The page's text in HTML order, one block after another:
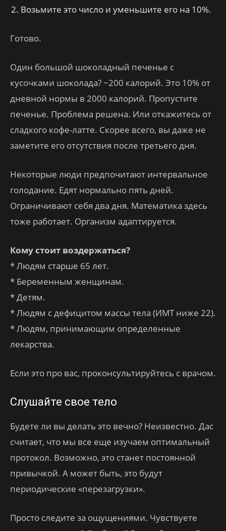
Возьмите это число и уменьшите его на 10%.
Готово.
Один большой шоколадный печенье с
кусочками шоколада? ~200 калорий. Это 10% от
дневной нормы в 2000 калорий. Пропустите
печенье. Проблема решена. Или откажитесь от
сладкого кофе-латте. Скорее всего, вы даже не
заметите его отсутствия после третьего дня.
Некоторые люди предпочитают интервальное
голодание. Едят нормально пять дней.
Ограничивают себя два дня. Математика здесь
тоже работает. Организм адаптируется.
Кому стоит воздержаться?
* Людям старше 65 лет.
* Беременным женщинам.
* Детям.
* Людям с дефицитом массы тела (ИМТ ниже 22).
* Людям, принимающим определенные
лекарства.
Если это про вас, проконсультируйтесь с врачом.
Слушайте свое тело
Будете ли вы делать это вечно? Неизвестно. Дас
считает, что мы все еще изучаем оптимальный
протокол. Возможно, это станет постоянной
привычкой. А может быть, это будут
периодические «перезагрузки».
Просто следите за ощущениями. Чувствуете